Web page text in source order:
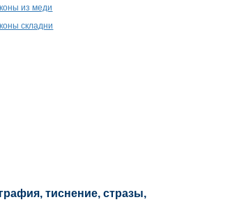
из меди
складни
тиснение, стразы,